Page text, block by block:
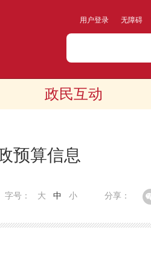
用户登录 无障碍
政民互动
预算信息
分享：
字号： 大 中 小